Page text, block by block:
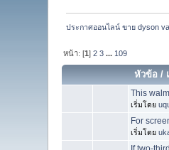
ประกาศออนไลน์ ขาย dyson
หน้า: [1]2 3 ... 109
หัวข้อ /
This
เริ่มโดย
For
เริ่มโดย